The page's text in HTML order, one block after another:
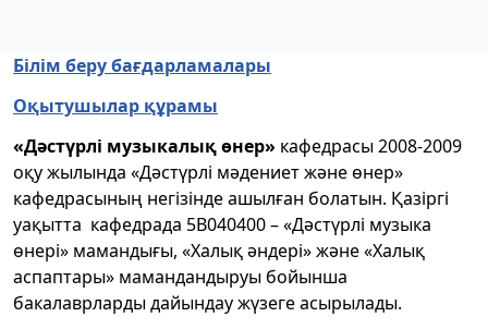
Білім беру бағдарламалары
Оқытушылар құрамы
«Дәстүрлі музыкалық өнер» кафедрасы 2008-2009
оқу жылында «Дәстүрлі мәдениет және өнер»
кафедрасының негізінде ашылған болатын. Қазіргі
уақытта кафедрада 5В040400 – «Дәстүрлі музыка
өнері» мамандығы, «Халық әндері» және «Халық
аспаптары» мамандандыруы бойынша
бакалаврларды дайындау жүзеге асырылады.